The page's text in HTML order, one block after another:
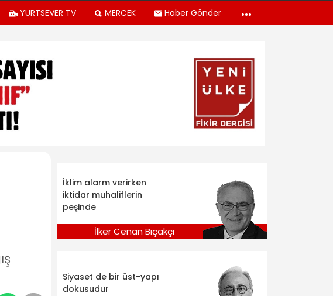
YURTSEVER TV MERCEK Haber Gönder
İklim alarm verirken
iktidar muhaliflerin
peşinde
İlker Cenan Bıçakçı
Siyaset de bir üst-yapı
dokusudur